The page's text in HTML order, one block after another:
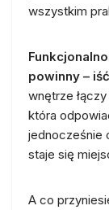
wszystkim
powinny –
wnętrze
która
jednocześnie
staje się
A co